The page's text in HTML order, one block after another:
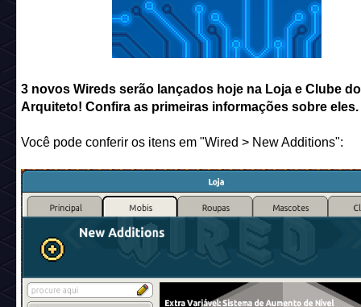
3 novos Wireds serão lançados hoje na Loja e Clube do
Arquiteto! Confira as primeiras informações sobre eles.
Você pode conferir os itens em "Wired > New Additions":